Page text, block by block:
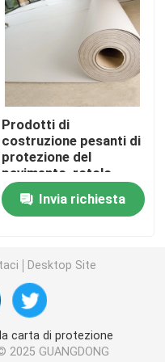
temporaneo
Prodotti di
costruzione pesanti di
protezione del
pavimento, rotolo
temporaneo di
protezione del
pavimento
Invia richiesta
Desktop Site
carta di protezione
GUANGDONG